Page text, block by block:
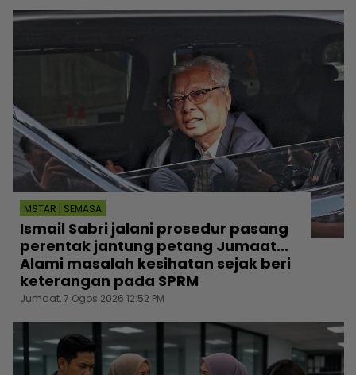
MSTAR | SEMASA
Ismail Sabri jalani prosedur pasang
perentak jantung petang Jumaat...
Alami masalah kesihatan sejak beri
keterangan pada SPRM
Jumaat, 7 Ogos 2026 12:52 PM